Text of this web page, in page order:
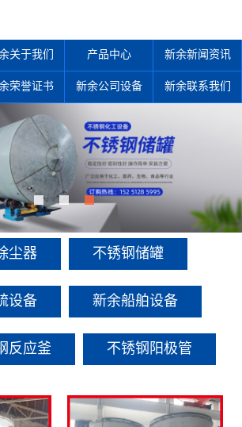
关于我们 产品中心 新余新闻资讯
荣誉证书 新余公司设备 新余联系我们
产品中心
一位客户，以至诚用心，缔造优良品质。
尘器 不锈钢储罐
设备 新余船舶设备
反应釜 不锈钢阳极管